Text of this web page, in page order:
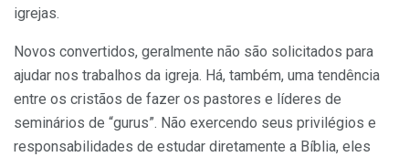
igrejas.
Novos convertidos, geralmente não são solicitados para
ajudar nos trabalhos da igreja. Há, também, uma tendência
entre os cristãos de fazer os pastores e líderes de
seminários de “gurus”. Não exercendo seus privilégios e
responsabilidades de estudar diretamente a Bíblia, eles